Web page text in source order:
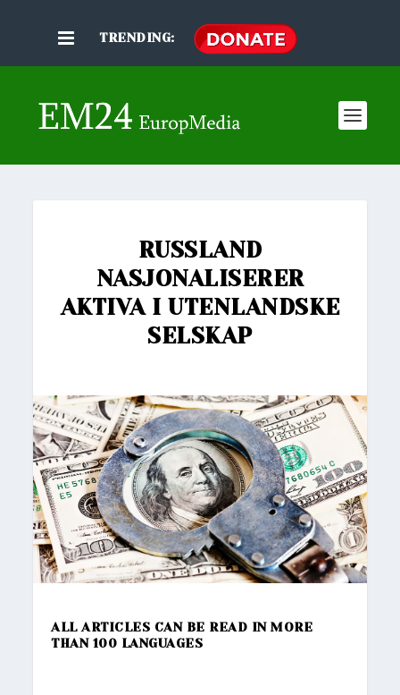
TRENDING:
RUSSLAND
NASJONALISERER
AKTIVA I UTENLANDSKE
SELSKAP
ALL ARTICLES CAN BE READ IN MORE
THAN 100 LANGUAGES